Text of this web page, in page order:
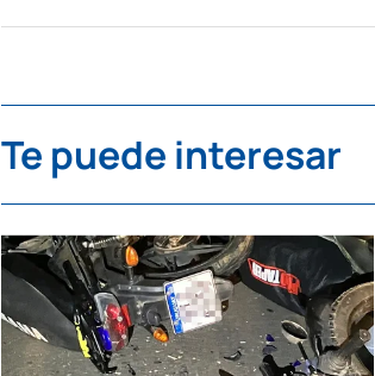
Te puede interesar